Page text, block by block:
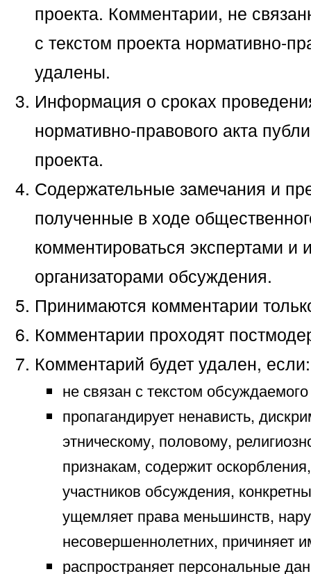
проекта. Комментарии, не
с текстом проекта нормативно-
удалены.
Информация о сроках
нормативно-правового акта
проекта.
Содержательные замечания и
полученные в ходе
комментироваться экспертами и
организаторами обсуждения.
Принимаются комментарии
Комментарии проходят
Комментарий будет удален, если:
не связан с текстом
пропагандирует ненависть,
этническому, половому,
признакам, содержит
участников обсуждения,
ущемляет права меньшинств,
несовершеннолетних,
распространяет персональные